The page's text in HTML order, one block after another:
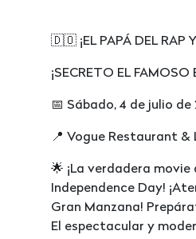
🇩🇴 ¡EL PAPÁ DEL RAP
¡SECRETO EL
📅 Sábado, 4 de julio de
📍 Vogue Restaurant &
🌟 ¡La verdadera
Independence Day!
Gran Manzana!
El espectacular y